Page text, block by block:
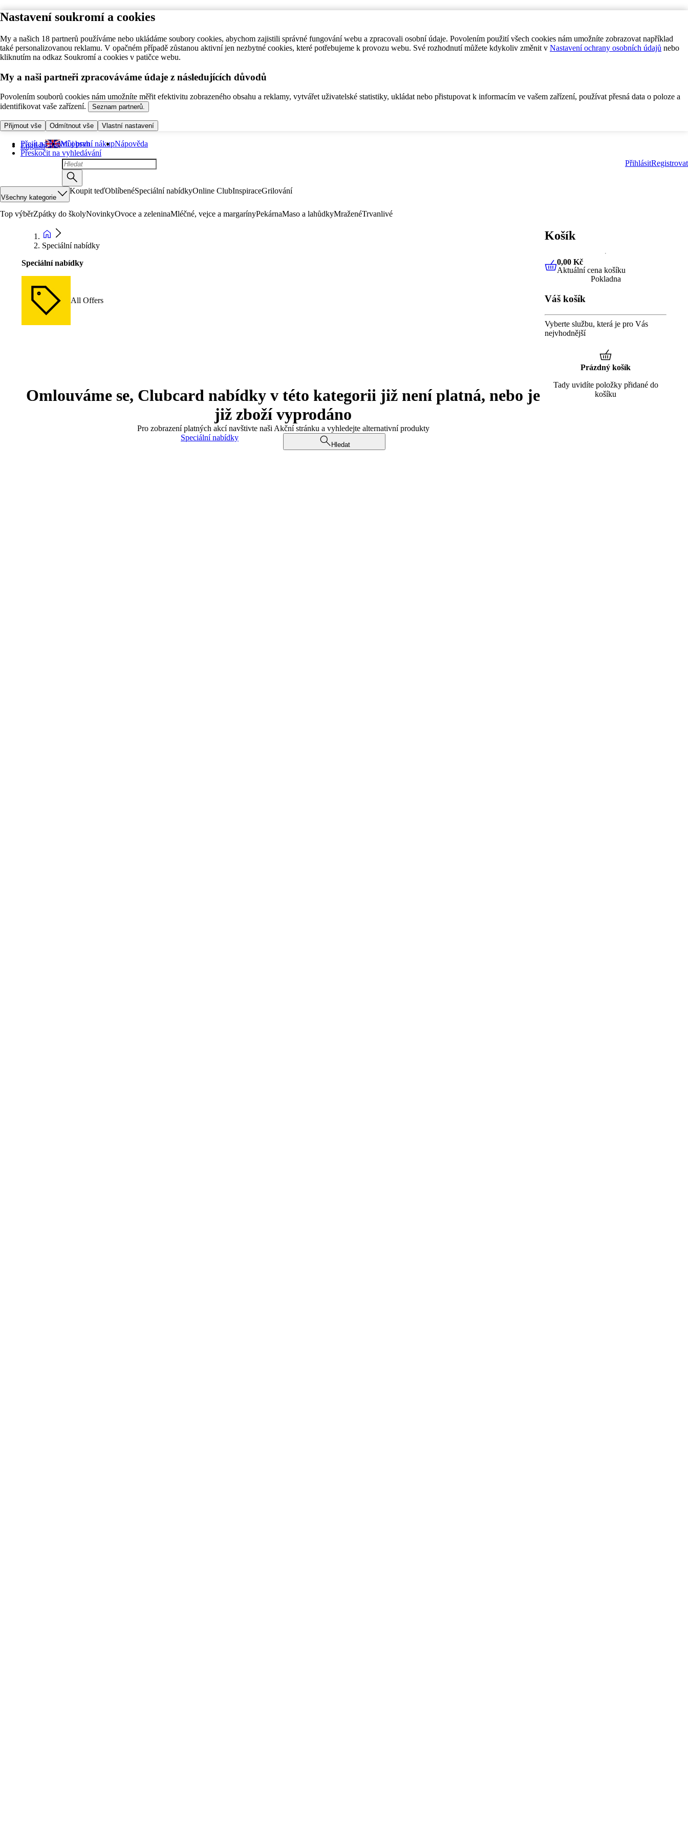
Nastavení soukromí a cookies
My a našich 18 partnerů používáme nebo ukládáme soubory cookies, abychom zajistili správné fungování webu a zpracovali osobní údaje. Povolením použití všech cookies nám umožníte zobrazovat například
také personalizovanou reklamu. V opačném případě zůstanou aktivní jen nezbytné cookies, které potřebujeme k provozu webu. Své rozhodnutí můžete kdykoliv změnit v Nastavení ochrany osobních údajů nebo
kliknutím na odkaz Soukromí a cookies v patičce webu.
My a naši partneři zpracováváme údaje z následujících důvodů
Povolením souborů cookies nám umožníte měřit efektivitu zobrazeného obsahu a reklamy, vytvářet uživatelské statistiky, ukládat nebo přistupovat k informacím ve vašem zařízení, používat přesná data o poloze a
identifikovat vaše zařízení.
Seznam partnerů.
Přijmout vše Odmítnout vše Vlastní nastavení
Přejít na hlavní obsah
Přeskočit na vyhledávání
English Můj první nákupNápověda
PřihlásitRegistrovat
Všechny kategorie
Koupit teďOblíbenéSpeciální nabídkyOnline ClubInspiraceGrilování
Top výběrZpátky do školyNovinkyOvoce a zeleninaMléčné, vejce a margarínyPekárnaMaso a lahůdkyMraženéTrvanlivé
Speciální nabídky
Speciální nabídky
All Offers
Omlouváme se, Clubcard nabídky v této kategorii již není platná, nebo je
již zboží vyprodáno
Pro zobrazení platných akcí navštivte naši Akční stránku a vyhledejte alternativní produkty
Speciální nabídky
Hledat
Košík
0,00 KčAktuální cena košíku
0,00 Kč
Aktuální cena košíku
Pokladna
Váš košík
Vyberte službu, která je pro Vás
nejvhodnější
Prázdný košík
Tady uvidíte položky přidané do
košíku